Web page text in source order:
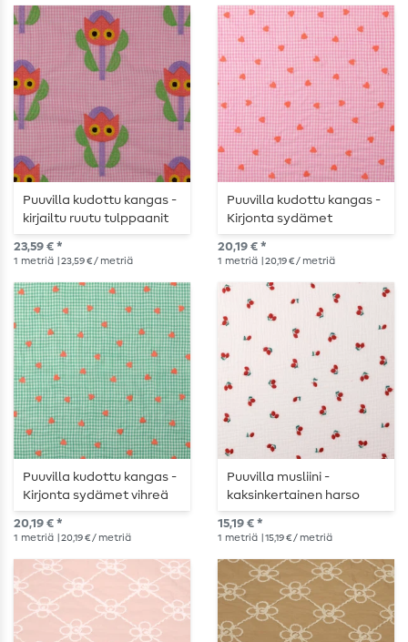
Puuvilla kudottu kangas -
kirjailtu ruutu tulppaanit
vaaleanpunainen
23,59 € *
1 metriä | 23,59 € / metriä
Puuvilla kudottu kangas -
Kirjonta sydämet
vaaleanpunainen
20,19 € *
1 metriä | 20,19 € / metriä
Puuvilla kudottu kangas -
Kirjonta sydämet vihreä
20,19 € *
1 metriä | 20,19 € / metriä
Puuvilla musliini -
kaksinkertainen harso
kirjonta kirsikoita
valkoinen
15,19 € *
1 metriä | 15,19 € / metriä